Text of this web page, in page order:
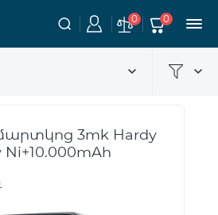
0 0
3mk Hardy
Ni+10.000mAh